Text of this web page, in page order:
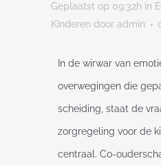
Geplaatst op 09:32h in
Kinderen door admin
In de wirwar van
overwegingen die
scheiding, staat de
zorgregeling voor de
centraal. Co-